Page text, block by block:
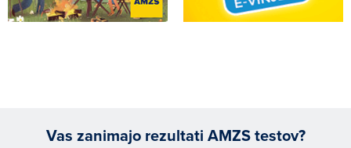
Vas zanimajo rezultati AMZS testov?